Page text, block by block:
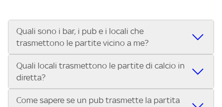
Quali sono i bar, i pub e i locali che
trasmettono le partite vicino a me?
Se cerchi un bar, pub, ristorante o locale vicino a te per
vedere le partite di Serie A ENILIVE, la Serie C Sky Wifi, la
UEFA Champions League, la UEFA Europa League, la UEFA
Conference League, il Tennis, la Formula 1®, la MotoGP™ e
Quali locali trasmettono le partite di calcio in
diretta?
Vuoi sapere quali bar, pub o ristoranti mostrano le partite
Come sapere se un pub trasmette la partita